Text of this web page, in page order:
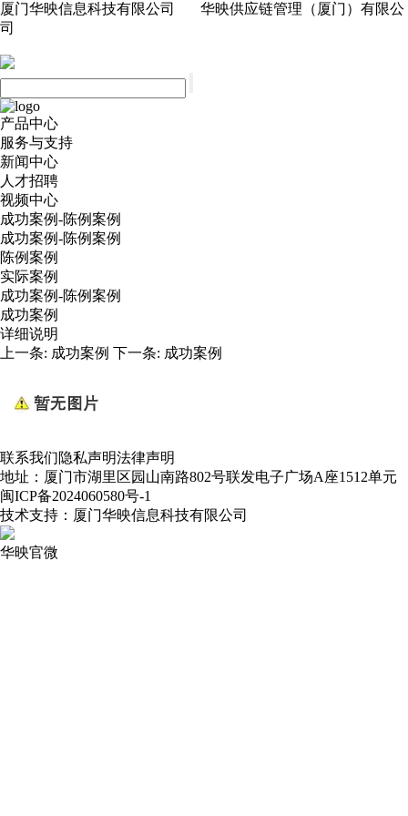
厦门华映信息科技有限公司 华映供应链管理（厦门）有限公
司
产品中心
服务与支持
新闻中心
人才招聘
视频中心
成功案例-陈例案例
成功案例-陈例案例
陈例案例
实际案例
成功案例-陈例案例
成功案例
详细说明
上一条: 成功案例 下一条: 成功案例
联系我们隐私声明法律声明
地址：厦门市湖里区园山南路802号联发电子广场A座1512单元
闽ICP备2024060580号-1
技术支持：厦门华映信息科技有限公司
华映官微